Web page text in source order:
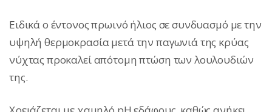
Ειδικά ο έντονος πρωινό ήλιος σε συνδυασμό με την
υψηλή θερμοκρασία μετά την παγωνιά της κρύας
νύχτας προκαλεί απότομη πτώση των λουλουδιών
της.